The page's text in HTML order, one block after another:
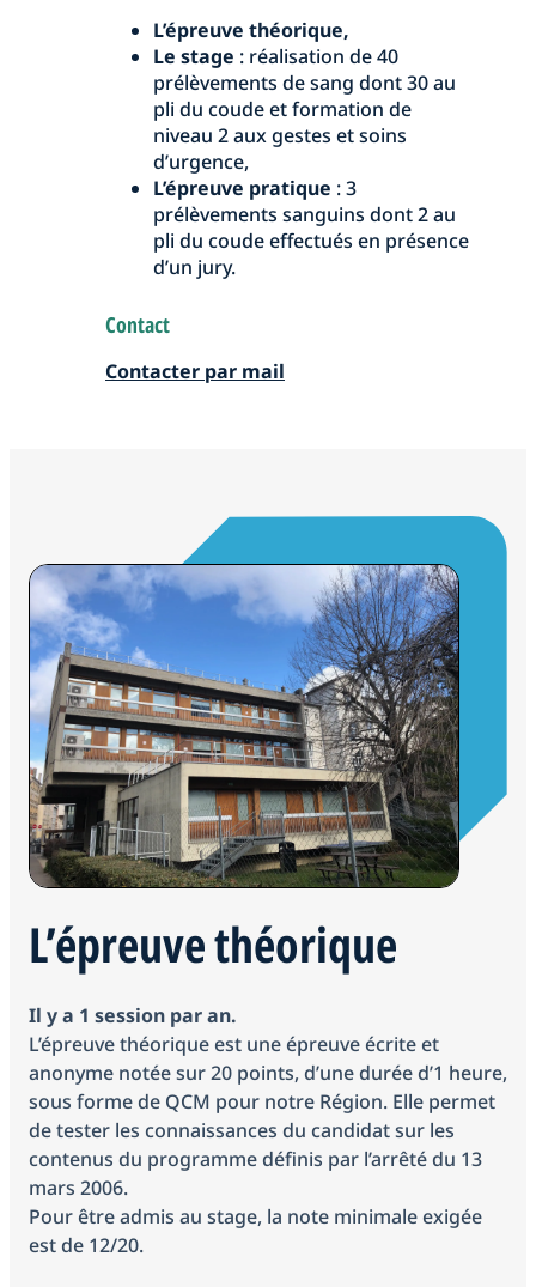
L’épreuve théorique,
Le stage : réalisation de 40
prélèvements de sang dont 30 au
pli du coude et formation de
niveau 2 aux gestes et soins
d’urgence,
L’épreuve pratique : 3
prélèvements sanguins dont 2 au
pli du coude effectués en présence
d’un jury.
Contact
Contacter par mail
L’épreuve théorique
Il y a 1 session par an.
L’épreuve théorique est une épreuve écrite et
anonyme notée sur 20 points, d’une durée d’1 heure,
sous forme de QCM pour notre Région. Elle permet
de tester les connaissances du candidat sur les
contenus du programme définis par l’arrêté du 13
mars 2006.
Pour être admis au stage, la note minimale exigée
est de 12/20.